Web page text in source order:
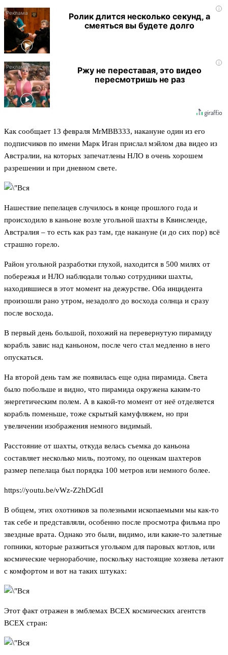
i
Ролик длится несколько секунд, а
смеяться вы будете долго
i
Ржу не переставая, это видео
пересмотришь не раз
Как сообщает 13 февраля MrMBB333, накануне один из его
подписчиков по имени Марк Иган прислал мэйлом два видео из
Австралии, на которых запечатлены НЛО в очень хорошем
разрешении и при дневном свете.
Нашествие пепелацев случилось в конце прошлого года и
происходило в каньоне возле угольной шахты в Квинсленде,
Австралия – то есть как раз там, где накануне (и до сих пор) всё
страшно горело.
Район угольной разработки глухой, находится в 500 милях от
побережья и НЛО наблюдали только сотрудники шахты,
находившиеся в этот момент на дежурстве. Оба инцидента
произошли рано утром, незадолго до восхода солнца и сразу
после восхода.
В первый день большой, похожий на перевернутую пирамиду
корабль завис над каньоном, после чего стал медленно в него
опускаться.
На второй день там же появилась еще одна пирамида. Света
было побольше и видно, что пирамида окружена каким-то
энергетическим полем. А в какой-то момент от неё отделяется
корабль поменьше, тоже скрытый камуфляжем, но при
увеличении изображения немного видимый.
Расстояние от шахты, откуда велась съемка до каньона
составляет несколько миль, поэтому, по оценкам шахтеров
размер пепелаца был порядка 100 метров или немного более.
https://youtu.be/vWz-Z2hDGdI
В общем, этих охотников за полезными ископаемыми мы как-то
так себе и представляли, особенно после просмотра фильма про
звездные врата. Однако это были, видимо, или какие-то залетные
гопники, которые разжиться угольком для паровых котлов, или
космические чернорабочие, поскольку настоящие хозяева летают
с комфортом и вот на таких штуках:
Этот факт отражен в эмблемах ВСЕХ космических агентств
ВСЕХ стран: